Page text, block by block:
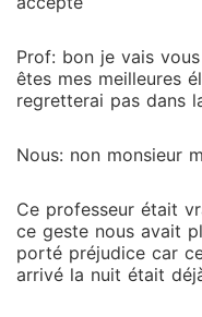
Prof: bon je vais
êtes mes meilleures
regretterai pas dans
Nous: non monsieur
Ce professeur était
ce geste nous avait
porté préjudice car
arrivé la nuit était